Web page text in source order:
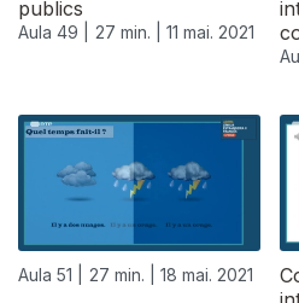
publics
Aula 49 | 27 min. | 11 mai. 2021
Aula 51 | 27 min. | 18 mai. 2021